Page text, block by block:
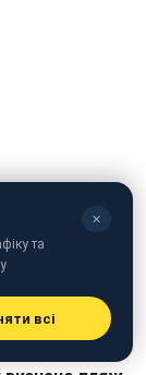
✕
та
всі